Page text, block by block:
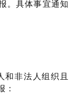
。具体事宜通知
和非法人组织且
：